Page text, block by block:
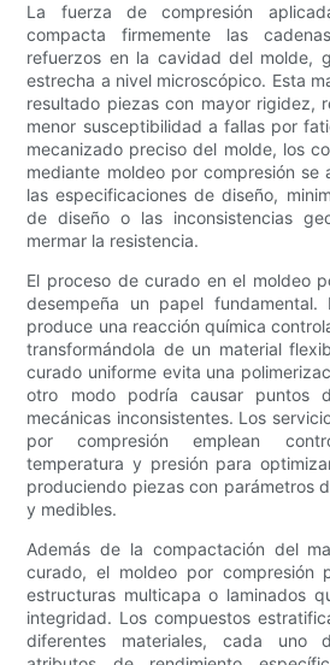
La fuerza de compresión
compacta firmemente las
refuerzos en la cavidad del molde,
estrecha a nivel microscópico. Esta
resultado piezas con mayor rigidez,
menor susceptibilidad a fallas por
mecanizado preciso del molde, los
mediante moldeo por compresión se
las especificaciones de diseño,
de diseño o las inconsistencias
mermar la resistencia.
El proceso de curado en el moldeo
desempeña un papel
produce una reacción química
transformándola de un material
curado uniforme evita una
otro modo podría causar puntos
mecánicas inconsistentes. Los
por compresión emplean
temperatura y presión para
produciendo piezas con parámetros
y medibles.
Además de la compactación del
curado, el moldeo por compresión
estructuras multicapa o laminados
integridad. Los compuestos
diferentes materiales, cada uno